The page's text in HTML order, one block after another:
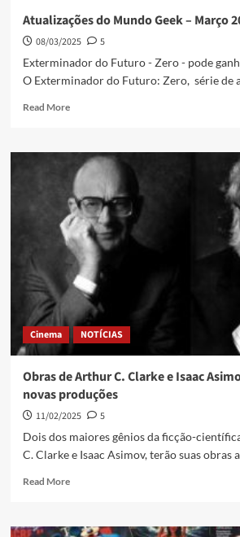
Atualizações do Mundo Geek – Março
08/03/2025
5
Exterminador do Futuro - Zero - pode
O Exterminador do Futuro: Zero, série de
Read More
Cinema NOTÍCIAS
Obras de Arthur C. Clarke e Isaac
novas produções
11/02/2025
5
Dois dos maiores gênios da ficção-
C. Clarke e Isaac Asimov, terão suas obras
Read More